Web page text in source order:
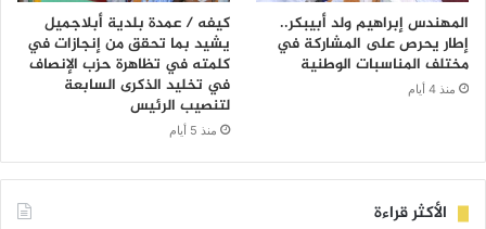
المهندس إبراهيم ولد أبيبكر..
إطار يحرص على المشاركة في
مختلف المناسبات الوطنية
منذ 4 أيام
كيفه / عمدة بلدية أبلاجميل
يشيد بما تحقق من إنجازات في
كلمته في تظاهرة حزب الإنصاف
في تخليد الذكرى السابعة
لتنصيب الرئيس
منذ 5 أيام
الأكثر قراءة